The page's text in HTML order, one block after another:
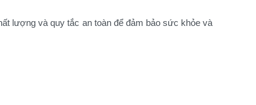
lượng và quy tắc an toàn để đảm bảo sức khỏe và